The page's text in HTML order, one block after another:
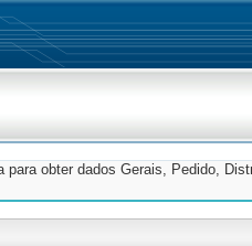
para obter dados Gerais, Pedido,